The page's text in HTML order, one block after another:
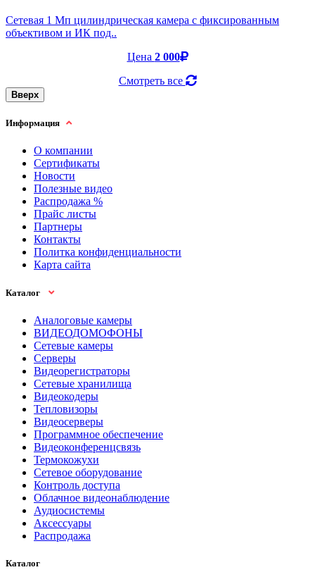
Cетевая 1 Мп цилиндрическая камера с фиксированным
объективом и ИК под..
Цена 2 000
Смотреть все
Вверх
Информация
О компании
Сертификаты
Новости
Полезные видео
Распродажа %
Прайс листы
Партнеры
Контакты
Политка конфиденциальности
Карта сайта
Каталог
Аналоговые камеры
ВИДЕОДОМОФОНЫ
Сетевые камеры
Серверы
Видеорегистраторы
Сетевые хранилища
Видеокодеры
Тепловизоры
Видеосерверы
Программное обеспечение
Видеоконференцсвязь
Термокожухи
Сетевое оборудование
Контроль доступа
Облачное видеонаблюдение
Аудиосистемы
Аксессуары
Распродажа
Каталог